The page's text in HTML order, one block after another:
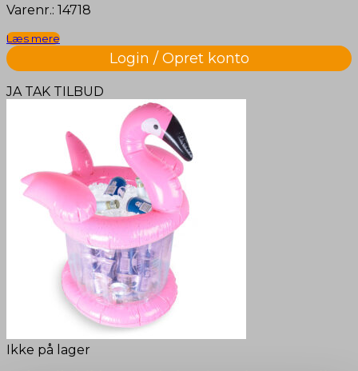
Varenr.: 14718
Læs mere
Login / Opret konto
JA TAK TILBUD
Ikke på lager